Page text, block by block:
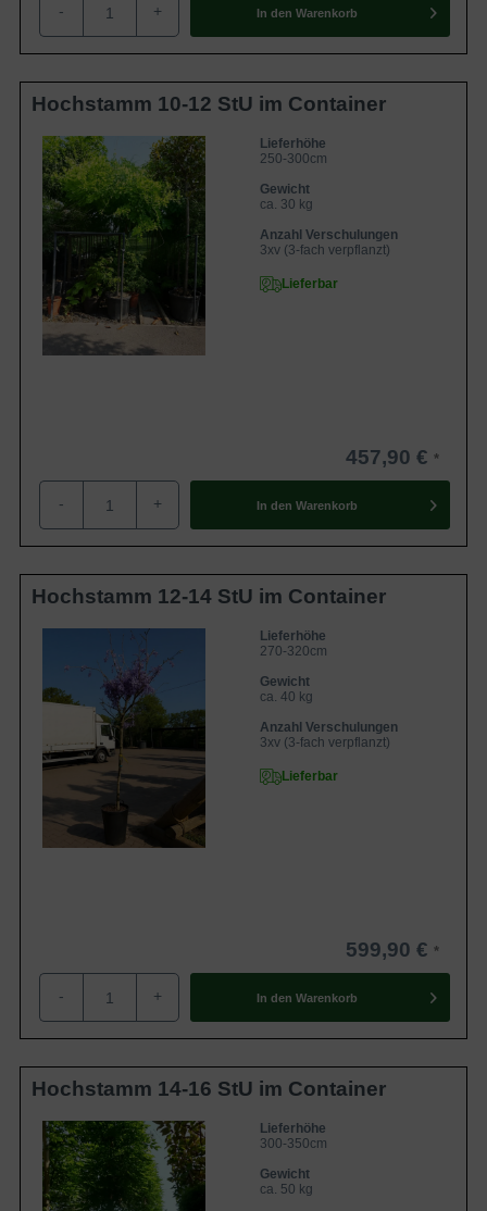
- + In den Warenkorb
Hochstamm 10-12 StU im Container
Lieferhöhe
250-300cm
Gewicht
ca. 30 kg
Anzahl Verschulungen
3xv (3-fach verpflanzt)
Lieferbar
457,90 €
- + In den Warenkorb
Hochstamm 12-14 StU im Container
Lieferhöhe
270-320cm
Gewicht
ca. 40 kg
Anzahl Verschulungen
3xv (3-fach verpflanzt)
Lieferbar
599,90 €
- + In den Warenkorb
Hochstamm 14-16 StU im Container
Lieferhöhe
300-350cm
Gewicht
ca. 50 kg